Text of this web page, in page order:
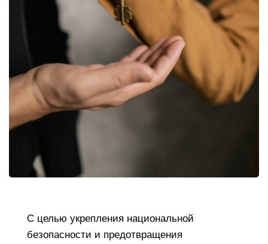
С целью укрепления национальной
безопасности и предотвращения